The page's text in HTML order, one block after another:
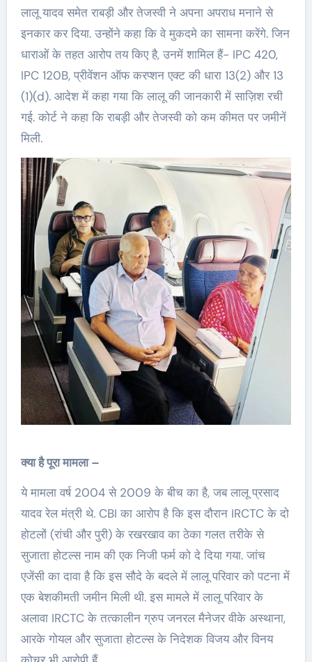
लालू यादव समेत राबड़ी और तेजस्वी ने अपना अपराध मनाने से
इनकार कर दिया. उन्होंने कहा कि वे मुकदमे का सामना करेंगे. जिन
धाराओं के तहत आरोप तय किए है, उनमें शामिल हैं- IPC 420,
IPC 120B, प्रीवेंशन ऑफ करप्शन एक्ट की धारा 13(2) और 13
(1)(d). आदेश में कहा गया कि लालू की जानकारी में साज़िश रची
गई. कोर्ट ने कहा कि राबड़ी और तेजस्वी को कम कीमत पर जमीनें
मिली.
क्या है पूरा मामला –
ये मामला वर्ष 2004 से 2009 के बीच का है, जब लालू प्रसाद
यादव रेल मंत्री थे. CBI का आरोप है कि इस दौरान IRCTC के दो
होटलों (रांची और पुरी) के रखरखाव का ठेका गलत तरीके से
सुजाता होटल्स नाम की एक निजी फर्म को दे दिया गया. जांच
एजेंसी का दावा है कि इस सौदे के बदले में लालू परिवार को पटना में
एक बेशकीमती जमीन मिली थी. इस मामले में लालू परिवार के
अलावा IRCTC के तत्कालीन ग्रुप जनरल मैनेजर वीके अस्थाना,
आरके गोयल और सुजाता होटल्स के निदेशक विजय और विनय